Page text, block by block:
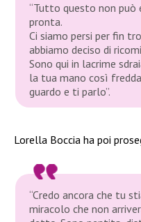
“Tutto questo non può
pronta.
Ci siamo persi per fin
abbiamo deciso di
Sono qui in lacrime
la tua mano così
guardo e ti parlo”.
Lorella Boccia ha poi
“Credo ancora che tu
miracolo che non